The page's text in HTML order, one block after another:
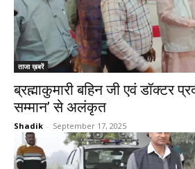
ताजा ख़बरें
ब्रह्माकुमारी बहिन जी एवं डॉक्टर
सम्मान’ से अलंकृत
Shadik - September 17, 2025